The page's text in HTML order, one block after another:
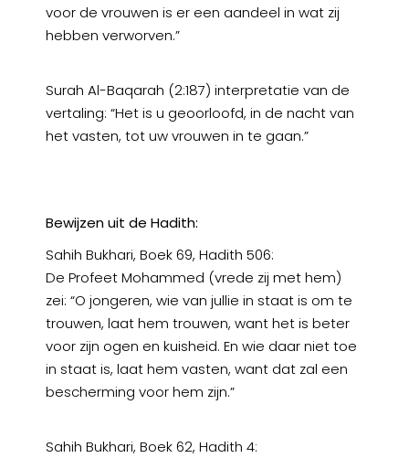
voor de vrouwen is er een aandeel in wat zij
hebben verworven.”
Surah Al-Baqarah (2:187) interpretatie van de
vertaling: “Het is u geoorloofd, in de nacht van
het vasten, tot uw vrouwen in te gaan.”
Bewijzen uit de Hadith:
Sahih Bukhari, Boek 69, Hadith 506:
De Profeet Mohammed (vrede zij met hem)
zei: “O jongeren, wie van jullie in staat is om te
trouwen, laat hem trouwen, want het is beter
voor zijn ogen en kuisheid. En wie daar niet toe
in staat is, laat hem vasten, want dat zal een
bescherming voor hem zijn.”
Sahih Bukhari, Boek 62, Hadith 4: